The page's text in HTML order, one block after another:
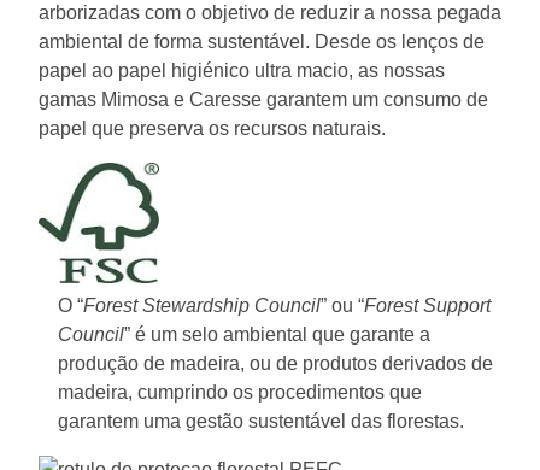
arborizadas com o objetivo de reduzir a nossa pegada
ambiental de forma sustentável. Desde os lenços de
papel ao papel higiénico ultra macio, as nossas
gamas Mimosa e Caresse garantem um consumo de
papel que preserva os recursos naturais.
O “Forest Stewardship Council” ou “Forest Support
Council” é um selo ambiental que garante a
produção de madeira, ou de produtos derivados de
madeira, cumprindo os procedimentos que
garantem uma gestão sustentável das florestas.